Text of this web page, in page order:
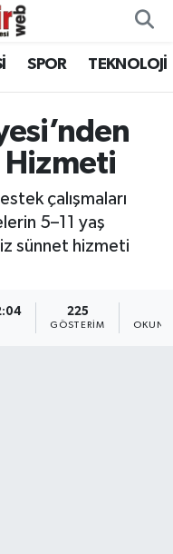
SPOR TEKNOLOJİ
Hizmeti
çalışmaları
5–11 yaş
sünnet hizmeti
225
GÖSTERIM
Fikstür